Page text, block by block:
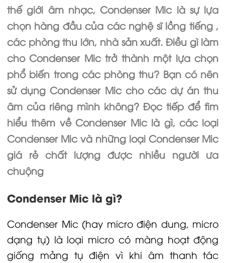
thế giới âm nhạc, Condenser Mic là sự lựa
chọn hàng đầu của các nghệ sĩ lồng tiếng ,
các phòng thu lớn, nhà sản xuất. Điều gì làm
cho Condenser Mic trở thành một lựa chọn
phổ biến trong các phòng thu? Bạn có nên
sử dụng Condenser Mic cho các dự án thu
âm của riêng mình không? Đọc tiếp để tìm
hiểu thêm về Condenser Mic là gì, các loại
Condenser Mic và những loại Condenser Mic
giá rẻ chất lượng được nhiều người ưa
chuộng
Condenser Mic là gì?
Condenser Mic (hay microđiện dung, micro
dạng tụ) là loại micro có màng hoạt động
giống mảng tụ điện vì khi âm thanh tác